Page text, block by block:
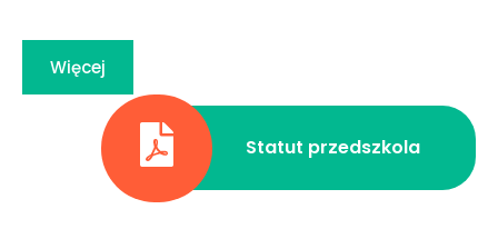
Więcej
Statut przedszkola